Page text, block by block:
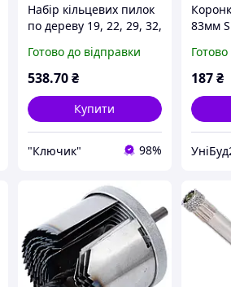
Набір кільцевих пилок
по дереву 19, 22, 29, 32,
102, 127мм, 12 предм.
Sigma 1520161
Готово до відправки
538.70 ₴
Купити
"Ключик" 98%
83мм
187₴